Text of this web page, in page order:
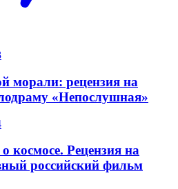
морали: рецензия на
«Непослушная»
космосе. Рецензия на
российский фильм